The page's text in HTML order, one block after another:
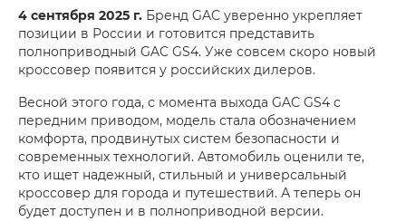
4 сентября 2025 г. Бренд GAC уверенно укрепляет
позиции в России и готовится представить
полноприводный GAC GS4. Уже совсем скоро новый
кроссовер появится у российских дилеров.
Весной этого года, с момента выхода GAC GS4 с
передним приводом, модель стала обозначением
комфорта, продвинутых систем безопасности и
современных технологий. Автомобиль оценили те,
кто ищет надежный, стильный и универсальный
кроссовер для города и путешествий. А теперь он
будет доступен и в полноприводной версии.